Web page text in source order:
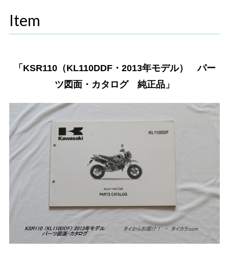
Item
「KSR110（KL110DDF・2013年モデル） パー
ツ図面・カタログ 純正品」